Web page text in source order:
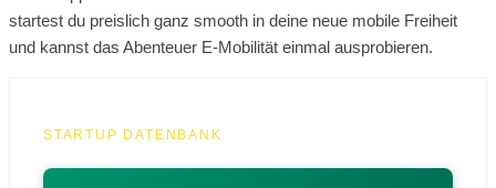
startest du preislich ganz smooth in deine neue mobile Freiheit
und kannst das Abenteuer E-Mobilität einmal ausprobieren.
STARTUP DATENBANK